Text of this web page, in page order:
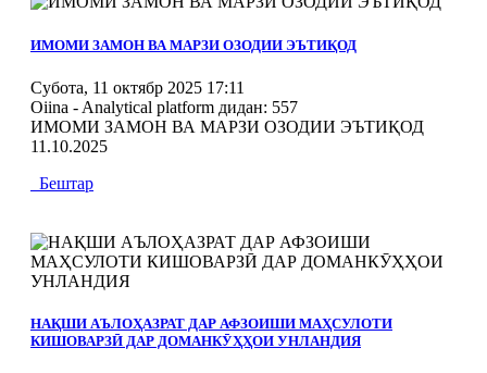
ИМОМИ ЗАМОН ВА МАРЗИ ОЗОДИИ ЭЪТИҚОД
Субота, 11 октябр 2025 17:11
Oiina - Analytical platform дидан: 557
ИМОМИ ЗАМОН ВА МАРЗИ ОЗОДИИ ЭЪТИҚОД
11.10.2025
Бештар
НАҚШИ АЪЛОҲАЗРАТ ДАР АФЗОИШИ МАҲСУЛОТИ
КИШОВАРЗӢ ДАР ДОМАНКӮҲҲОИ УНЛАНДИЯ